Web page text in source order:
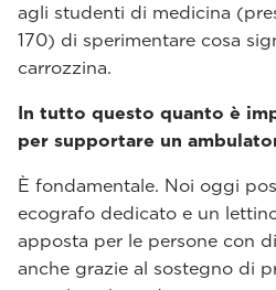
agli studenti di medicina
170) di sperimentare cosa
carrozzina.
In tutto questo quanto è
per supportare un
È fondamentale. Noi oggi
ecografo dedicato e un
apposta per le persone con
anche grazie al sostegno di